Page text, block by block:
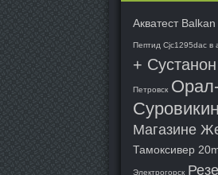
Акватест
Пептид Cjc1295dac в
+
Петровск
Магазине
Тамоксивер
Электрогорск